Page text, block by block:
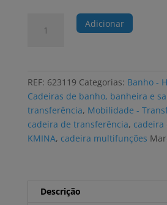
KMINA
K40064
Adicionar
REF: 623119 Categorias: Banho -
Cadeiras de banho, banheira e
transferência, Mobilidade -
cadeira de transferência, cadeira
KMINA, cadeira multifunções
Descrição